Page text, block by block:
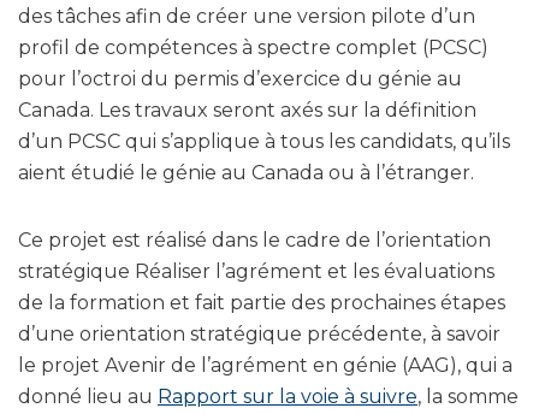
des tâches afin de créer une version pilote d’un
profil de compétences à spectre complet (PCSC)
pour l’octroi du permis d’exercice du génie au
Canada. Les travaux seront axés sur la définition
d’un PCSC qui s’applique à tous les candidats, qu’ils
aient étudié le génie au Canada ou à l’étranger.
Ce projet est réalisé dans le cadre de l’orientation
stratégique Réaliser l’agrément et les évaluations
de la formation et fait partie des prochaines étapes
d’une orientation stratégique précédente, à savoir
le projet Avenir de l’agrément en génie (AAG), qui a
donné lieu au Rapport sur la voie à suivre, la somme